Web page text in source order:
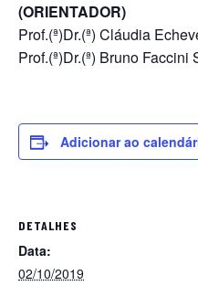
(ORIENTADOR)
Prof.(ª)Dr.(ª) Cláudia
Prof.(ª)Dr.(ª) Bruno
Adicionar ao
DETALHES
Data:
02/10/2019